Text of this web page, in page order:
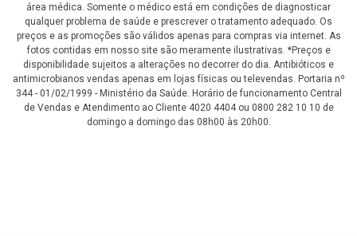
área médica. Somente o médico está em condições de diagnosticar
qualquer problema de saúde e prescrever o tratamento adequado. Os
preços e as promoções são válidos apenas para compras via internet. As
fotos contidas em nosso site são meramente ilustrativas. *Preços e
disponibilidade sujeitos a alterações no decorrer do dia. Antibióticos e
antimicrobianos vendas apenas em lojas físicas ou televendas. Portaria nº
344 - 01/02/1999 - Ministério da Saúde. Horário de funcionamento Central
de Vendas e Atendimento ao Cliente 4020 4404 ou 0800 282 10 10 de
domingo a domingo das 08h00 às 20h00.